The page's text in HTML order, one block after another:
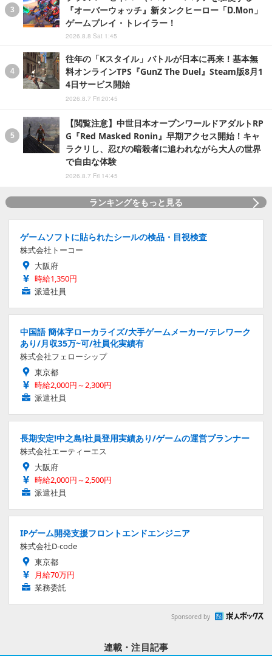
『オーバーウォッチ』新タンクヒーロー「D.Mon」
ゲームプレイ・トレイラー！
2026.8.8 Sat 1:45
往年の「Kスタイル」バトルが日本に再来！基本無
料オンラインTPS『GunZ The Duel』Steam版8月1
4日サービス開始
2026.8.7 Fri 20:45
【閲覧注意】中世日本オープンワールドアダルトRP
G『Red Masked Ronin』早期アクセス開始！キャ
ラクリし、忍びの暗殺者に追われながら大人の世界
で自由な体験
2026.8.7 Fri 14:45
ランキングをもっと見る
ゲームソフトに貼られたシールの検品・目視検査
株式会社トーコー
大阪府
時給1,350円
派遣社員
中国語 簡体字ローカライズ/大手ゲームメーカー/テレワーク
あり/月収35万~可/社員化実績有
株式会社フェローシップ
東京都
時給2,000円～2,300円
派遣社員
長期安定!中之島!社員登用実績あり/ゲームの運営プランナー
株式会社エーティーエス
大阪府
時給2,000円～2,500円
派遣社員
IPゲーム開発支援フロントエンドエンジニア
株式会社D-code
東京都
月給70万円
業務委託
Sponsored by
連載・注目記事